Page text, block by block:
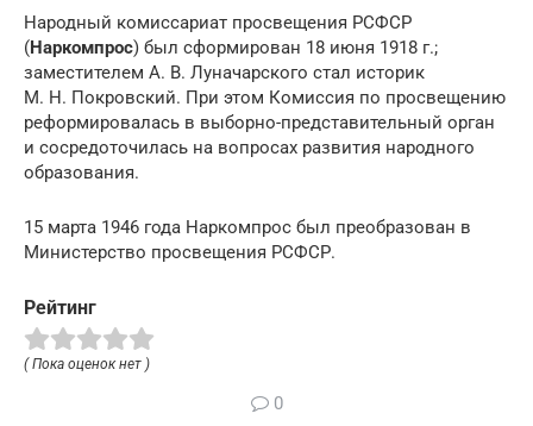
Народный комиссариат просвещения РСФСР
(Наркомпрос) был сформирован 18 июня 1918 г.;
заместителем А. В. Луначарского стал историк
М. Н. Покровский. При этом Комиссия по просвещению
реформировалась в выборно-представительный орган
и сосредоточилась на вопросах развития народного
образования.
15 марта 1946 года Наркомпрос был преобразован в
Министерство просвещения РСФСР.
Рейтинг
( Пока оценок нет )
0